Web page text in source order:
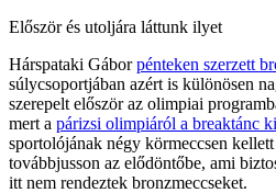
Először és utoljára láttunk ilyet
Hárspataki Gáborpénteken szerzett
súlycsoportjában azért is különösen
szerepelt először az olimpiai
mert a párizsi olimpiáról a breaktánc
sportolójának négy körmeccsen
továbbjusson az elődöntőbe, ami
itt nem rendeztek bronzmeccseket.